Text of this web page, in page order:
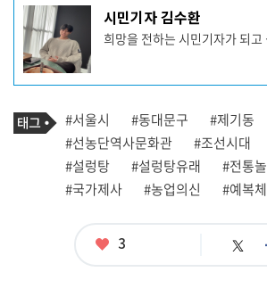
기
사
작
성
자
프
필
시민기자 김수환
희망을 전하는 시민기자가 되고
기
사
관
련
태
그
태
그
#서울시 #동대문구 #제기동
#선농단역사문화관
#조선시대
#설렁탕
#설렁탕유래 #전통
#국가제사
#농업의신 #예복
좋
3 트